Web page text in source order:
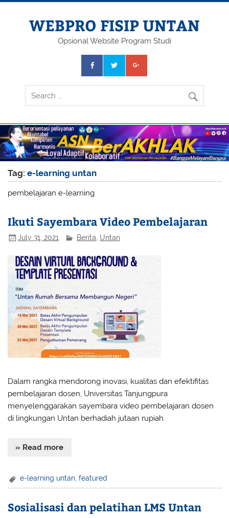
Skip
WEBPRO FISIP UNTAN
Opsional Website Program Studi
Tag:e-learning untan
pembelajaran e-learning
Ikuti Sayembara Video Pembelajaran
July 31, 2021 Berita Untan
Dalam rangka mendorong inovasi, kualitas dan efektifitas
pembelajaran dosen, Universitas Tanjungpura
menyelenggarakan sayembara video pembelajaran dosen
di lingkungan Untan berhadiah jutaan rupiah.
» Read more
e-learning untan,featured
Sosialisasi dan pelatihan LMS Untan